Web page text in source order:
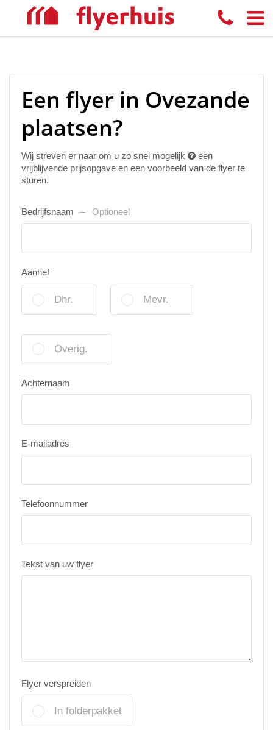
Een flyer in Ovezande
plaatsen?
Wij streven er naar om u zo snel mogelijk
een
vrijblijvende prijsopgave en een voorbeeld van de flyer te
sturen.
Bedrijfsnaam Optioneel
Aanhef
Dhr. Mevr.
Overig.
Achternaam
E-mailadres
Telefoonnummer
Tekst van uw flyer
Flyer verspreiden
In folderpakket